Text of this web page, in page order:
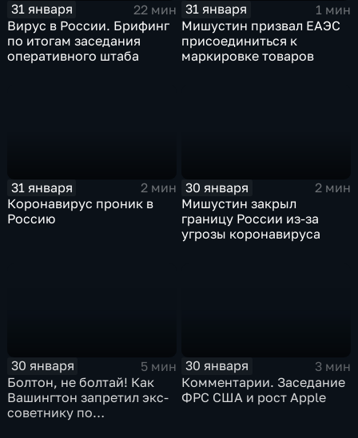
31 января
22 мин
Вирус в России. Брифинг
по итогам заседания
оперативного штаба
31 января
1 мин
Мишустин призвал ЕАЭС
присоединиться к
маркировке товаров
31 января
2 мин
Коронавирус проник в
Россию
30 января
2 мин
Мишустин закрыл
границу России из-за
угрозы коронавируса
30 января
5 мин
Болтон, не болтай! Как
Вашингтон запретил экс-
советнику по
30 января
3 мин
Комментарии. Заседание
ФРС США и рост Apple